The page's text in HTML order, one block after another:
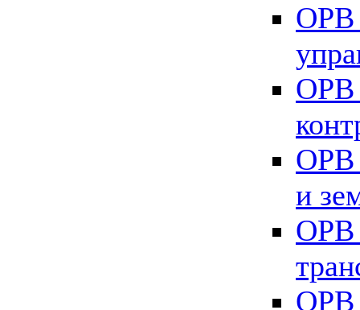
ОРВ
ОРВ
ОРВ
и
ОРВ
ОРВ